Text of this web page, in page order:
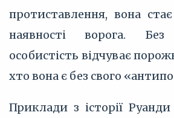
протиставлення, вона
наявності ворога.
особистість відчуває
хто вона є без свого
Приклади з історії